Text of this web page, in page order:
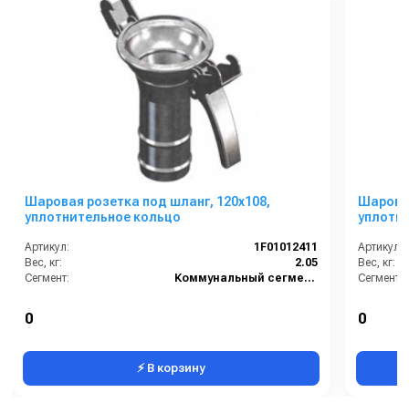
Шаровая розетка под шланг, 120х108,
уплотнительное кольцо
Артикул:
1F01012411
Вес, кг:
2.05
Сегмент:
Коммунальный сегмент
0
⚡ В корзину
Артикул:
Вес, кг:
Сегмент:
0